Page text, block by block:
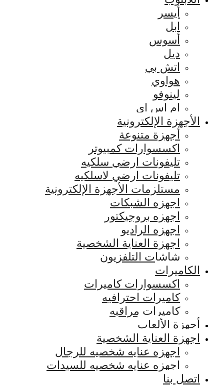
أيسر
ابل
أسوس
ديل
اتش بي
هواوي
لينوفو
ام اس اي
الأجهزة الإلكترونية
أجهزة متنوعة
اكسسوارات كمبيوتر
تليفونات ارضي سلكيه
تليفونات ارضي لاسلكيه
مستلزمات الأجهزة الإلكترونية
اجهزه الشبكات
اجهزه بروجيكتور
اجهزه الراديو
اجهزة العناية الشخصية
شاشات التلفزيون
الكاميرات
اكسسوارات كاميرات
كاميرات احترافيه
كاميرات مراقبه
أجهزة الألعاب
اجهزة العناية الشخصية
اجهزه عنايه شخصيه للرجال
اجهزه عنايه شخصيه للسيدات
اتصل بنا